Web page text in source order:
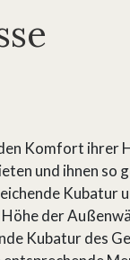
Komfort ihrer
und ihnen so
Kubatur
der
Kubatur des